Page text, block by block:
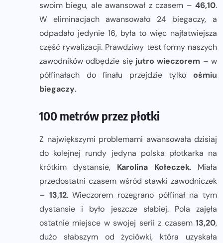
swoim biegu, ale awansował z czasem – 46,10.
W eliminacjach awansowało 24 biegaczy, a
odpadało jedynie 16, była to więc najłatwiejsza
część rywalizacji. Prawdziwy test formy naszych
zawodników odbędzie sięjutro wieczorem – w
półfinałach do finału przejdzie tylko ośmiu
biegaczy.
100 metrów przez płotki
Z największymi problemami awansowała dzisiaj
do kolejnej rundy jedyna polska płotkarka na
krótkim dystansie, Karolina Kołeczek. Miała
przedostatni czasem wśród stawki zawodniczek
– 13,12. Wieczorem rozegrano półfinał na tym
dystansie i było jeszcze słabiej. Pola zajęła
ostatnie miejsce w swojej serii z czasem 13,20,
dużo słabszym od życiówki, która uzyskała